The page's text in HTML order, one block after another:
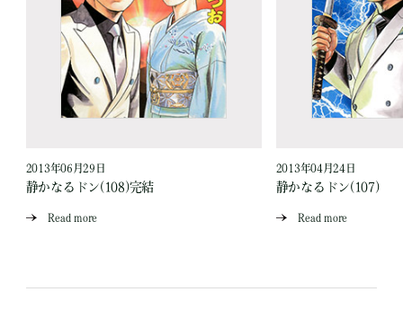
2013年06月29日
静かなるドン(108)完結
Read more
2013年04月24日
静かなるドン(107)
Read more